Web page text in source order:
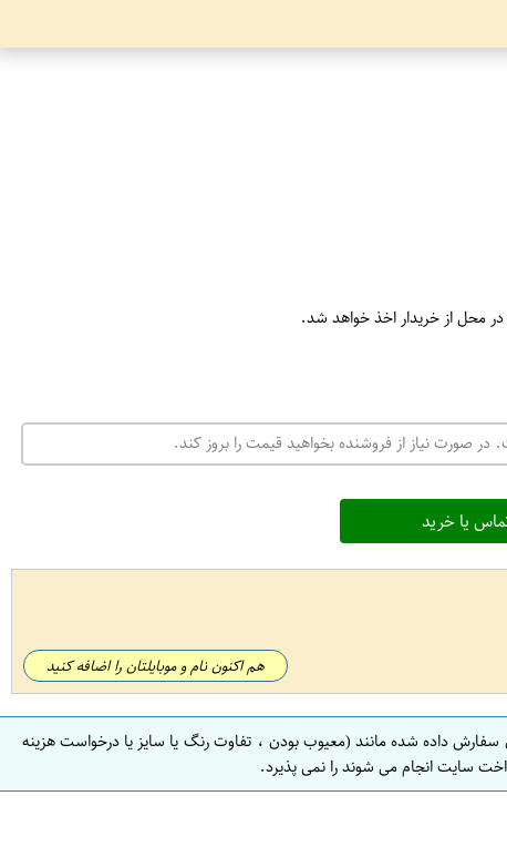
محل از خریدار اخذ خواهد شد.
صورت نیاز از فروشنده بخواهید قیمت را بروز کند.
یا خرید
هم اکنون نام و موبایلتان را اضافه کنید
داده شده مانند (معیوب بودن ، تفاوت رنگ یا سایز یا درخواست هزینه
سایت انجام می شوند را نمی پذیرد.